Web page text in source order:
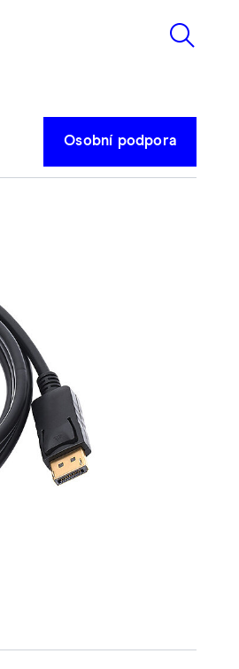
Osobní podpora